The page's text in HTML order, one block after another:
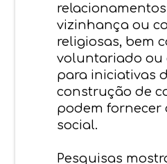
vizinhança ou
religiosas, bem
voluntariado ou
para iniciativas
construção de
podem fornecer
social.
Pesquisas